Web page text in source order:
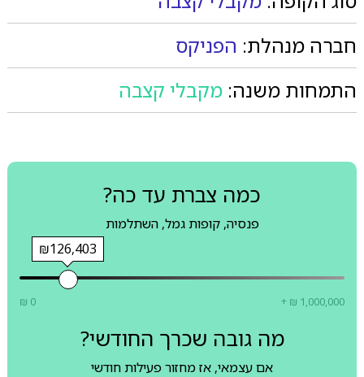
חברה מנהלת: הפניקס
התמחות משנה: מקבלי קצבה
כמה צברת עד כה?
פנסיה, קופות גמל, השתלמות
₪126,403
₪ 0 + ₪ 1,000,000
מה גובה שכרך החודשי?
אם עצמאי, אז מחזור פעילות חודשי